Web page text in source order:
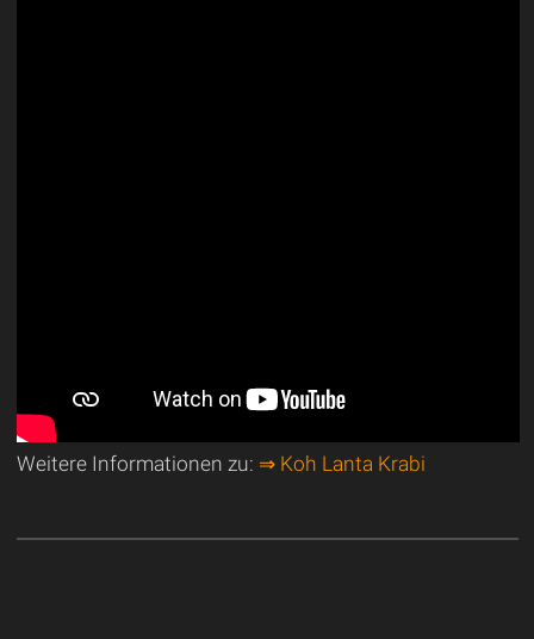
Weitere Informationen zu: ⇒ Koh Lanta Krabi